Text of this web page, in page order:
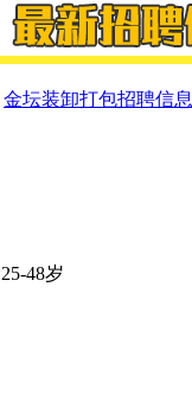
金坛装卸打包招聘信息
48岁